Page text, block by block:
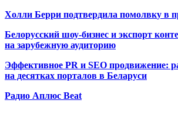
Холли Берри подтвердила помолвку в
Белорусский шоу-бизнес и экспорт
на зарубежную аудиторию
Эффективное PR и SEO продвижение:
на десятках порталов в Беларуси
Радио Аплюс Beat